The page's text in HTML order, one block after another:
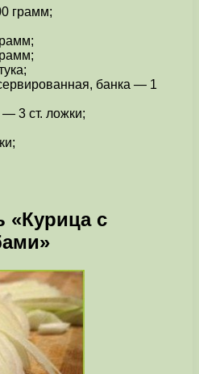
грамм;
банка — 1
— 3 ст. ложки;
«Курица с